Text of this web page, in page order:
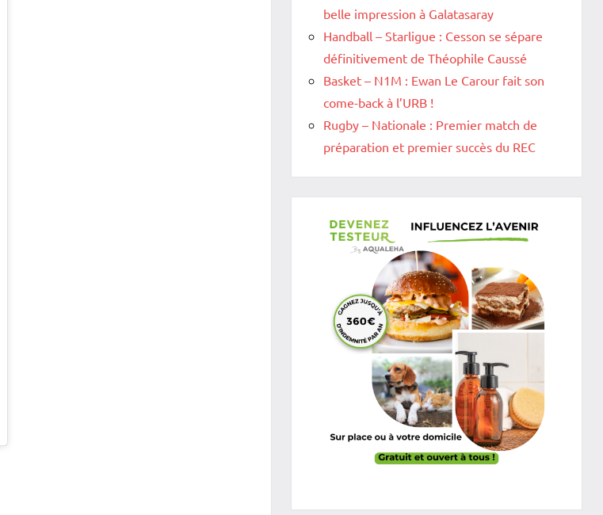
belle impression à Galatasaray
Handball – Starligue : Cesson se sépare
définitivement de Théophile Caussé
Basket – N1M : Ewan Le Carour fait son
come-back à l’URB !
Rugby – Nationale : Premier match de
préparation et premier succès du REC